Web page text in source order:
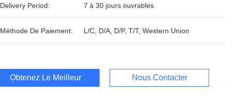
Delivery Period: 7 à 30 jours ouvrables
Méthode De Paiement: L/C, D/A, D/P, T/T, Western Union
Obtenez Le Meilleur Prix Nous Contacter